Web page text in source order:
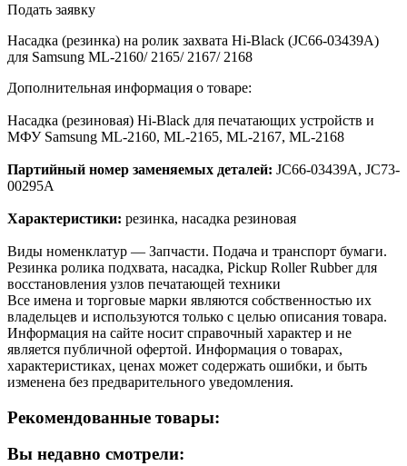
Подать заявку
Насадка (резинка) на ролик захвата Hi-Black (JC66-03439A)
для Samsung ML-2160/ 2165/ 2167/ 2168
Дополнительная информация о товаре:
Насадка (резиновая) Hi-Black для печатающих устройств и
МФУ Samsung ML-2160, ML-2165, ML-2167, ML-2168
Партийный номер заменяемых деталей: JC66-03439A, JC73-
00295A
Характеристики: резинка, насадка резиновая
Виды номенклатур — Запчасти. Подача и транспорт бумаги.
Резинка ролика подхвата, насадка, Pickup Roller Rubber для
восстановления узлов печатающей техники
Все имена и торговые марки являются собственностью их
владельцев и используются только с целью описания товара.
Информация на сайте носит справочный характер и не
является публичной офертой. Информация о товарах,
характеристиках, ценах может содержать ошибки, и быть
изменена без предварительного уведомления.
Рекомендованные товары:
Вы недавно смотрели: